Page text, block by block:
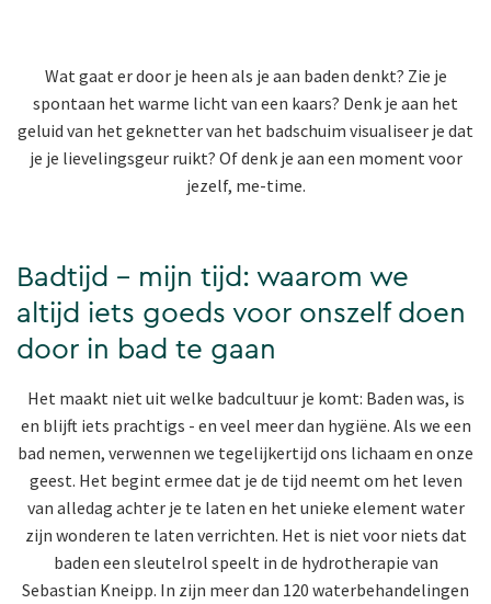
Wat gaat er door je heen als je aan baden denkt? Zie je
spontaan het warme licht van een kaars? Denk je aan het
geluid van het geknetter van het badschuim visualiseer je dat
je je lievelingsgeur ruikt? Of denk je aan een moment voor
jezelf, me-time.
Badtijd - mijn tijd: waarom we
altijd iets goeds voor onszelf doen
door in bad te gaan
Het maakt niet uit welke badcultuur je komt: Baden was, is
en blijft iets prachtigs - en veel meer dan hygiëne. Als we een
bad nemen, verwennen we tegelijkertijd ons lichaam en onze
geest. Het begint ermee dat je de tijd neemt om het leven
van alledag achter je te laten en het unieke element water
zijn wonderen te laten verrichten. Het is niet voor niets dat
baden een sleutelrol speelt in de hydrotherapie van
Sebastian Kneipp. In zijn meer dan 120 waterbehandelingen